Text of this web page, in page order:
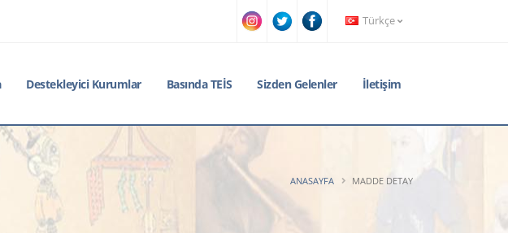
Türkçe
Destekleyici Kurumlar Basında TEİS Sizden Gelenler İletişim
ANASAYFA MADDE DETAY